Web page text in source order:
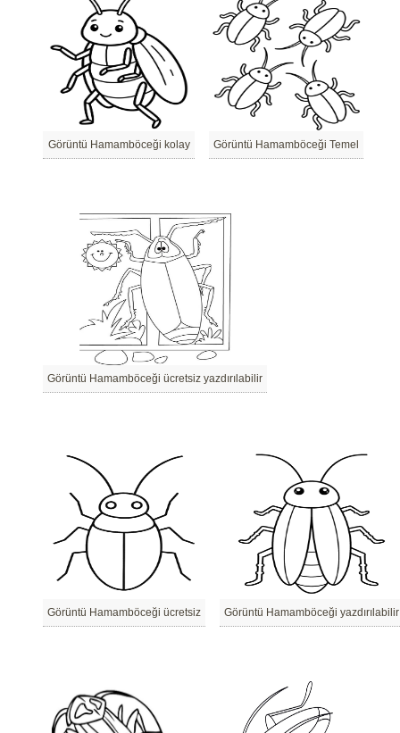
Görüntü Hamamböceği kolay Görüntü Hamamböceği Temel
Görüntü Hamamböceği ücretsiz yazdırılabilir
Görüntü Hamamböceği ücretsiz Görüntü Hamamböceği yazdırılabilir